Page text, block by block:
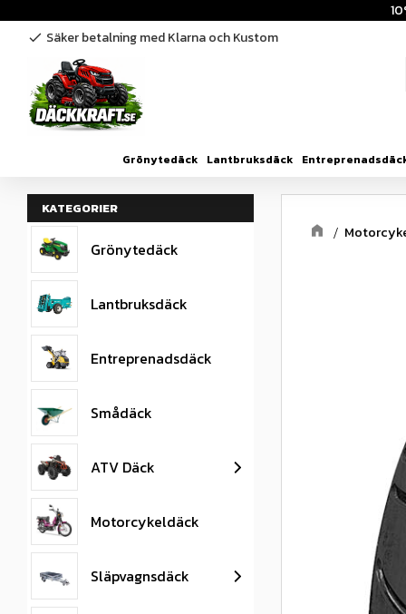
check Säker betalning med Klarna och Kustom
Grönytedäck Lantbruksdäck
KATEGORIER
Grönytedäck
Lantbruksdäck
Entreprenadsdäck
Smådäck
ATV Däck
Motorcykeldäck
Släpvagnsdäck